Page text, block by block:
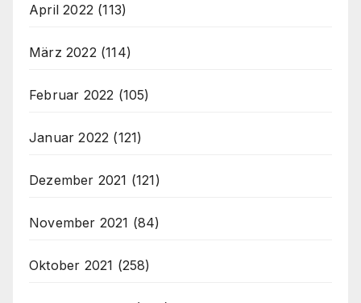
April 2022 (113)
März 2022 (114)
Februar 2022 (105)
Januar 2022 (121)
Dezember 2021 (121)
November 2021 (84)
Oktober 2021 (258)